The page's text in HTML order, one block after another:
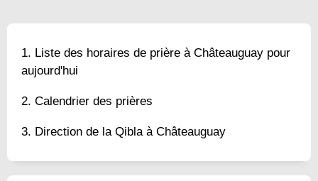
Liste des horaires de prière à Châteauguay pour
aujourd'hui
Calendrier des prières
Direction de la Qibla à Châteauguay